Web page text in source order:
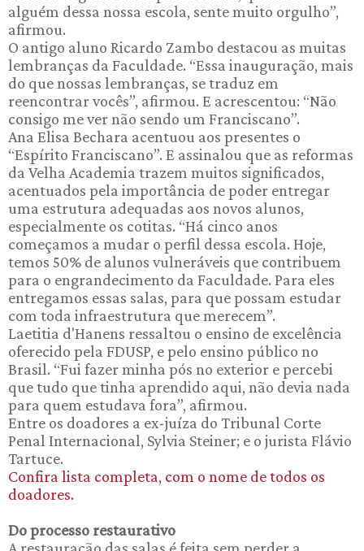
alguém dessa nossa escola, sente muito orgulho”,
afirmou.
O antigo aluno Ricardo Zambo destacou as muitas
lembranças da Faculdade. “Essa inauguração, mais
do que nossas lembranças, se traduz em
reencontrar vocês”, afirmou. E acrescentou: “Não
consigo me ver não sendo um Franciscano”.
Ana Elisa Bechara acentuou aos presentes o
“Espírito Franciscano”. E assinalou que as reformas
da Velha Academia trazem muitos significados,
acentuados pela importância de poder entregar
uma estrutura adequadas aos novos alunos,
especialmente os cotitas. “Há cinco anos
começamos a mudar o perfil dessa escola. Hoje,
temos 50% de alunos vulneráveis que contribuem
para o engrandecimento da Faculdade. Para eles
entregamos essas salas, para que possam estudar
com toda infraestrutura que merecem”.
Laetitia d'Hanens ressaltou o ensino de excelência
oferecido pela FDUSP, e pelo ensino público no
Brasil. “Fui fazer minha pós no exterior e percebi
que tudo que tinha aprendido aqui, não devia nada
para quem estudava fora”, afirmou.
Entre os doadores a ex-juíza do Tribunal Corte
Penal Internacional, Sylvia Steiner; e o jurista Flávio
Tartuce.
Confira lista completa, com o nome de todos os
doadores.
Do processo restaurativo